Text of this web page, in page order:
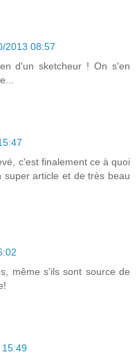
2013 08:57
d'un sketcheur ! On s'en
c'est finalement ce à quoi
article et de très beau
même s'ils sont source de
15:49